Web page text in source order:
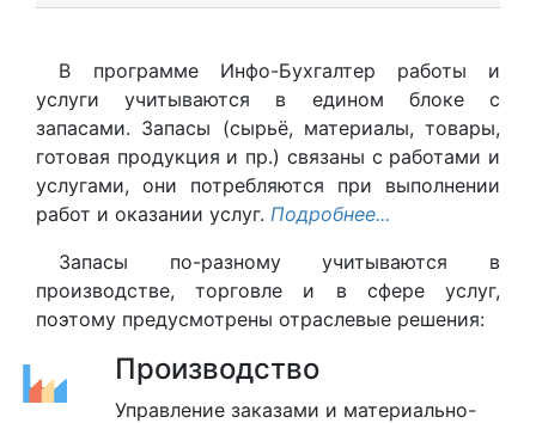
В программе Инфо-Бухгалтер работы и
услуги учитываются в едином блоке с
запасами. Запасы (сырьё, материалы, товары,
готовая продукция и пр.) связаны с работами и
услугами, они потребляются при выполнении
работ и оказании услуг. Подробнее...
Запасы по-разному учитываются в
производстве, торговле и в сфере услуг,
поэтому предусмотрены отраслевые решения:
Производство
Управление заказами и материально-